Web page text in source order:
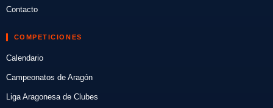
Contacto
COMPETICIONES
Calendario
Campeonatos de Aragón
Liga Aragonesa de Clubes